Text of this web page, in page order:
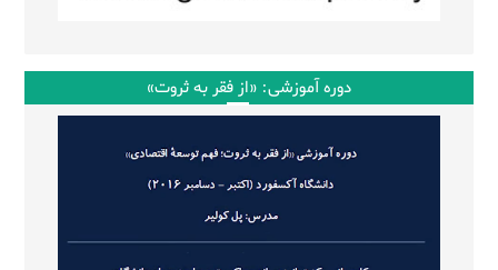
دوره آموزشی: «از فقر به ثروت»